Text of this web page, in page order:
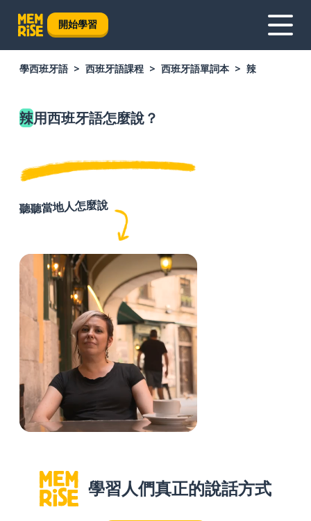
開始學習
學西班牙語 西班牙語課程 西班牙語單詞本 辣
辣用西班牙語怎麼說？
聽聽當地人怎麼說
學習人們真正的說話方式